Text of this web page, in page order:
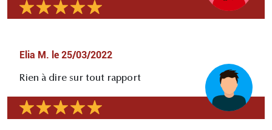
Elia M. le 25/03/2022
Rien à dire sur tout rapport